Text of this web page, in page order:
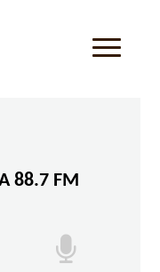
FM